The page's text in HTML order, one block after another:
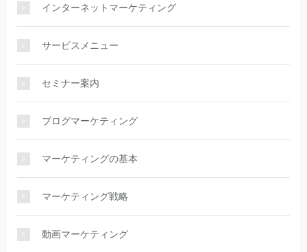
インターネットマーケティング
サービスメニュー
セミナー案内
ブログマーケティング
マーケティングの基本
マーケティング戦略
動画マーケティング